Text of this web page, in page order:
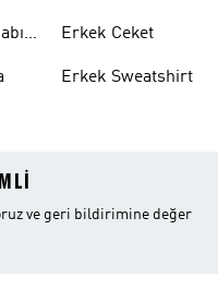
Erkek Ceket
Erkek Sweatshirt
ve geri bildirimine değer